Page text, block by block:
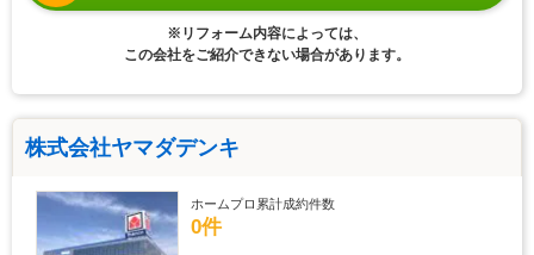
※リフォーム内容によっては、
この会社をご紹介できない場合があります。
株式会社ヤマダデンキ
ホームプロ累計成約件数
0件